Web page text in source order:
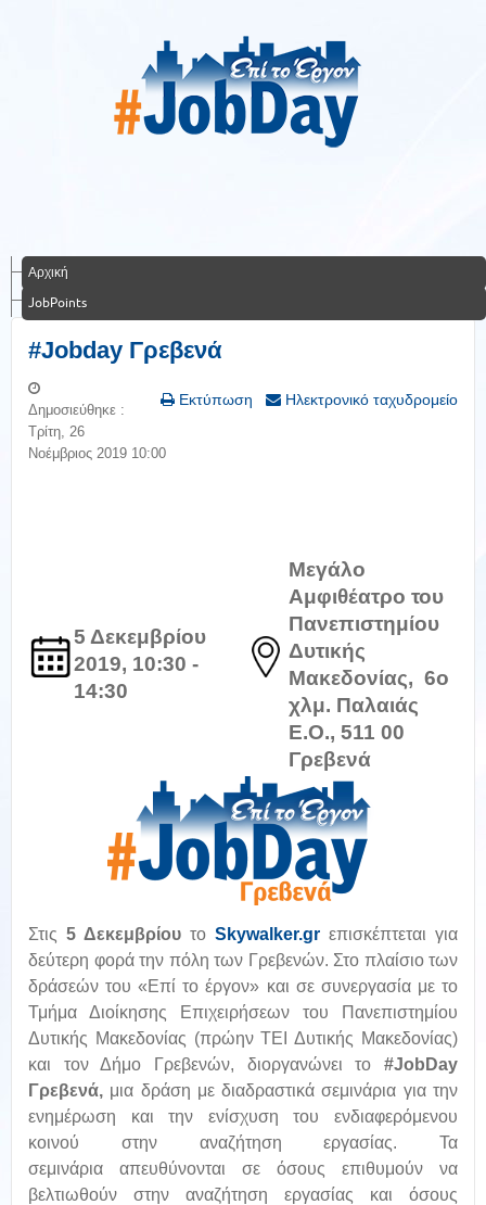
Αρχική
JobPoints
#Jobday Γρεβενά
Εκτύπωση Ηλεκτρονικό ταχυδρομείο
Δημοσιεύθηκε :
Τρίτη, 26
Νοέμβριος 2019 10:00
5 Δεκεμβρίου
2019, 10:30 -
14:30
Μεγάλο
Αμφιθέατρο του
Πανεπιστημίου
Δυτικής
Μακεδονίας, 6ο
χλμ. Παλαιάς
Ε.Ο., 511 00
Γρεβενά
Στις 5 Δεκεμβρίου το Skywalker.gr επισκέπτεται για
δεύτερη φορά την πόλη των Γρεβενών. Στο πλαίσιο των
δράσεών του «Επί το έργον» και σε συνεργασία με το
Τμήμα Διοίκησης Επιχειρήσεων του Πανεπιστημίου
Δυτικής Μακεδονίας (πρώην ΤΕΙ Δυτικής Μακεδονίας)
και τον Δήμο Γρεβενών, διοργανώνει το #Job Day
Γρεβενά, μια δράση με διαδραστικά σεμινάρια για την
ενημέρωση και την ενίσχυση του ενδιαφερόμενου
κοινού στην αναζήτηση εργασίας. Τα
σεμινάρια απευθύνονται σε όσους επιθυμούν να
βελτιωθούν στην αναζήτηση εργασίας και όσους